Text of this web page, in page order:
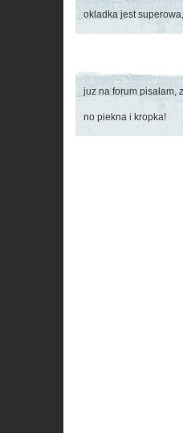
okladka jest
juz na forum pisałam,
no piekna i kropka!